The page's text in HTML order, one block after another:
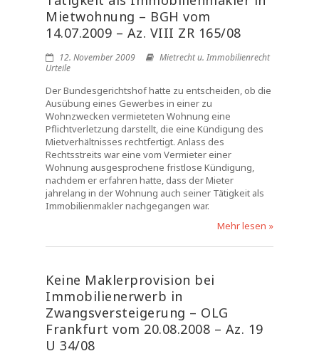
Mietwohnung – BGH vom
14.07.2009 – Az. VIII ZR 165/08
12. November 2009
Mietrecht u. Immobilienrecht
Urteile
Der Bundesgerichtshof hatte zu entscheiden, ob die
Ausübung eines Gewerbes in einer zu
Wohnzwecken vermieteten Wohnung eine
Pflichtverletzung darstellt, die eine Kündigung des
Mietverhältnisses rechtfertigt. Anlass des
Rechtsstreits war eine vom Vermieter einer
Wohnung ausgesprochene fristlose Kündigung,
nachdem er erfahren hatte, dass der Mieter
jahrelang in der Wohnung auch seiner Tätigkeit als
Immobilienmakler nachgegangen war.
Mehr lesen »
Keine Maklerprovision bei
Immobilienerwerb in
Zwangsversteigerung – OLG
Frankfurt vom 20.08.2008 – Az. 19
U 34/08